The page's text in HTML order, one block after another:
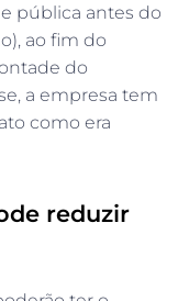
pública antes do
ao fim do
do
a empresa tem
como era
reduzir